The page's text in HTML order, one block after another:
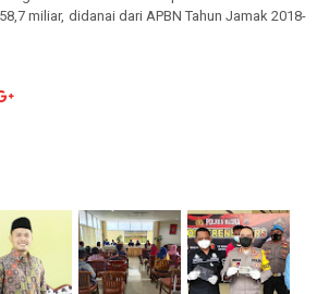
miliar, didanai dari APBN Tahun Jamak 2018-